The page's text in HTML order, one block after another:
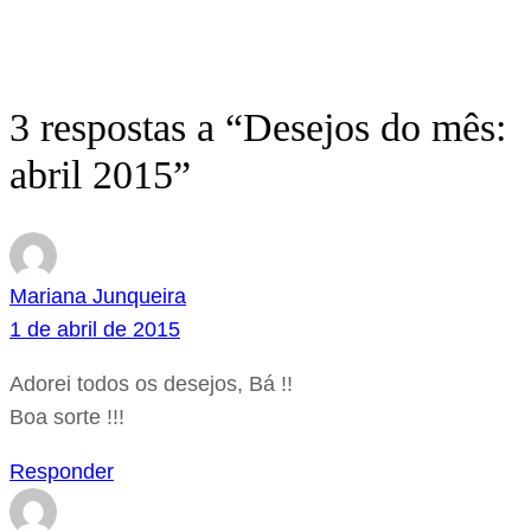
3 respostas a “Desejos do mês:
abril 2015”
Mariana Junqueira
1 de abril de 2015
Adorei todos os desejos, Bá !!
Boa sorte !!!
Responder